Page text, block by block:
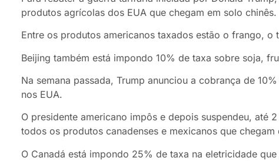
produtos agrícolas dos EUA que chegam em solo chinês.
Entre os produtos americanos taxados estão o frango, o
Beijing também está impondo 10% de taxa sobre soja,
Na semana passada, Trump anunciou a cobrança de
nos EUA.
O presidente americano impôs e depois suspendeu, até
todos os produtos canadenses e mexicanos que chegam
O Canadá está impondo 25% de taxa na eletricidade